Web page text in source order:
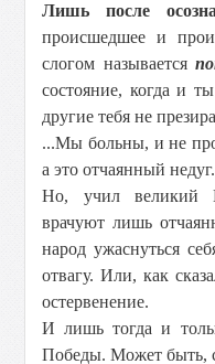
Лишь после
происшедшее и
слогом называется
состояние, когда и
другие тебя не
...Мы больны, и не
а это отчаянный недуг.
Но, учил великий
врачуют лишь
народ ужаснуться
отвагу. Или, как
остервенение.
И лишь тогда и
Победы. Может быть,